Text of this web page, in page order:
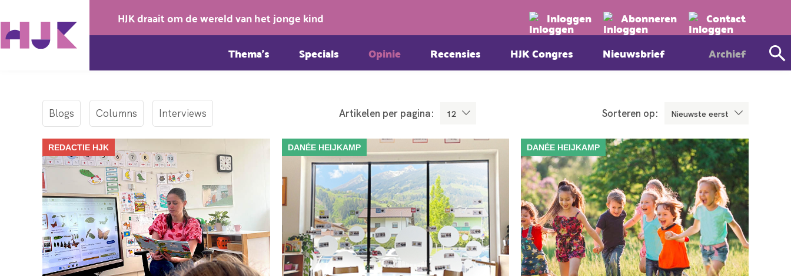
HJK draait om de wereld van het jonge kind Inloggen Abonneren
Contact
Thema’s
Specials Opinie Recensies HJK Congres Nieuwsbrief Archief
Zoeken
Blogs Columns Interviews Artikelen per pagina: Sorteren op:
REDACTIE HJK DANÉE HEIJKAMP DANÉE HEIJKAMP